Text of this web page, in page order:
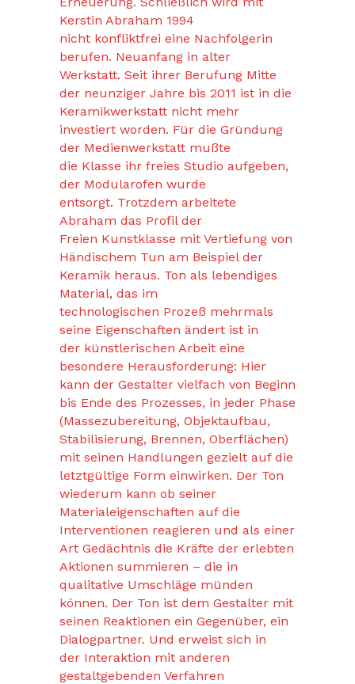
Kerstin Abraham 1994
nicht konfliktfrei eine Nachfolgerin
berufen. Neuanfang in alter
Werkstatt. Seit ihrer Berufung Mitte
der neunziger Jahre bis 2011 ist in die
Keramikwerkstatt nicht mehr
investiert worden. Für die Gründung
der Medienwerkstatt mußte
die Klasse ihr freies Studio aufgeben,
der Modularofen wurde
entsorgt. Trotzdem arbeitete
Abraham das Profil der
Freien Kunstklasse mit Vertiefung von
Händischem Tun am Beispiel der
Keramik heraus. Ton als lebendiges
Material, das im
technologischen Prozeß mehrmals
seine Eigenschaften ändert ist in
der künstlerischen Arbeit eine
besondere Herausforderung: Hier
kann der Gestalter vielfach von Beginn
bis Ende des Prozesses, in jeder Phase
(Massezubereitung, Objektaufbau,
Stabilisierung, Brennen, Oberflächen)
mit seinen Handlungen gezielt auf die
letztgültige Form einwirken. Der Ton
wiederum kann ob seiner
Materialeigenschaften auf die
Interventionen reagieren und als einer
Art Gedächtnis die Kräfte der erlebten
Aktionen summieren – die in
qualitative Umschläge münden
können. Der Ton ist dem Gestalter mit
seinen Reaktionen ein Gegenüber, ein
Dialogpartner. Und erweist sich in
der Interaktion mit anderen
gestaltgebenden Verfahren